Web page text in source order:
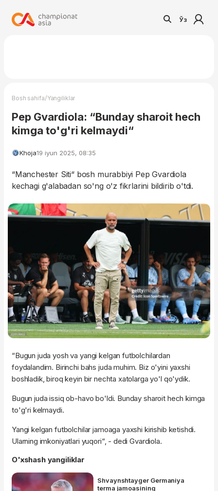
Ўз
Bosh sahifa/Yangiliklar
Pep Gvardiola: “Bunday sharoit hech
kimga to'g'ri kelmaydi“
Khoja19 iyun 2025, 08:35
“Manchester Siti“ bosh murabbiyi Pep Gvardiola
kechagi g'alabadan so'ng o'z fikrlarini bildirib o'tdi.
“Bugun juda yosh va yangi kelgan futbolchilardan
foydalandim. Birinchi bahs juda muhim. Biz o'yini yaxshi
boshladik, biroq keyin bir nechta xatolarga yo'l qo'ydik.
Bugun juda issiq ob-havo bo'ldi. Bunday sharoit hech kimga
to'g'ri kelmaydi.
Yangi kelgan futbolchilar jamoaga yaxshi kirishib ketishdi.
Ularning imkoniyatlari yuqori“, - dedi Gvardiola.
O'xshash yangiliklar
Shvaynshtayger Germaniya
terma jamoasining